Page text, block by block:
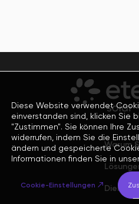
Warum
Dienste
Diese Website verwendet
einverstanden sind, klicken Sie
"Zustimmen". Sie können Ihre
widerrufen, indem Sie die
ändern und gespeicherte
Informationen finden Sie in
Cookie-Einstellungen